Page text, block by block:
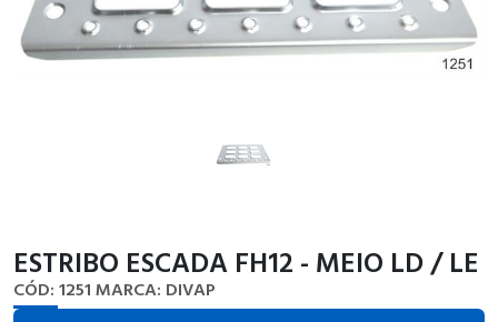
ESTRIBO ESCADA FH12 - MEIO LD / LE
CÓD: 1251 MARCA: DIVAP